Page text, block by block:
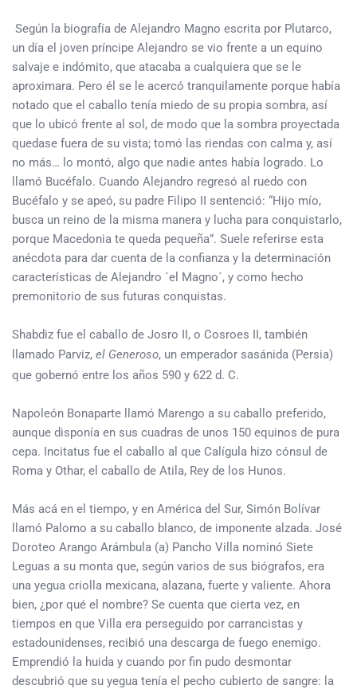
Según la biografía de Alejandro Magno escrita por Plutarco,
un día el joven príncipe Alejandro se vio frente a un equino
salvaje e indómito, que atacaba a cualquiera que se le
aproximara. Pero él se le acercó tranquilamente porque había
notado que el caballo tenía miedo de su propia sombra, así
que lo ubicó frente al sol, de modo que la sombra proyectada
quedase fuera de su vista; tomó las riendas con calma y, así
no más… lo montó, algo que nadie antes había logrado. Lo
llamó Bucéfalo. Cuando Alejandro regresó al ruedo con
Bucéfalo y se apeó, su padre Filipo II sentenció: “Hijo mío,
busca un reino de la misma manera y lucha para conquistarlo,
porque Macedonia te queda pequeña”. Suele referirse esta
anécdota para dar cuenta de la confianza y la determinación
características de Alejandro ´el Magno´, y como hecho
premonitorio de sus futuras conquistas.
Shabdiz fue el caballo de Josro II, o Cosroes II, también
llamado Parviz, el Generoso, un emperador sasánida (Persia)
que gobernó entre los años 590 y 622 d. C.
Napoleón Bonaparte llamó Marengo a su caballo preferido,
aunque disponía en sus cuadras de unos 150 equinos de pura
cepa. Incitatus fue el caballo al que Calígula hizo cónsul de
Roma y Othar, el caballo de Atila, Rey de los Hunos.
Más acá en el tiempo, y en América del Sur, Simón Bolívar
llamó Palomo a su caballo blanco, de imponente alzada. José
Doroteo Arango Arámbula (a) Pancho Villa nominó Siete
Leguas a su monta que, según varios de sus biógrafos, era
una yegua criolla mexicana, alazana, fuerte y valiente. Ahora
bien, ¿por qué el nombre? Se cuenta que cierta vez, en
tiempos en que Villa era perseguido por carrancistas y
estadounidenses, recibió una descarga de fuego enemigo.
Emprendió la huida y cuando por fin pudo desmontar
descubrió que su yegua tenía el pecho cubierto de sangre: la